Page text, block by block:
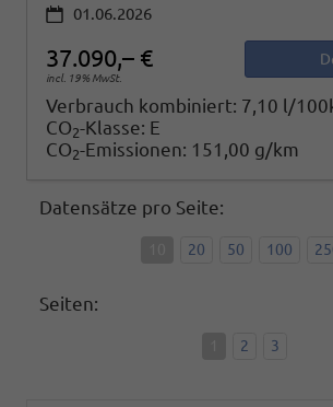
01.06.2026
37.090,– €
incl. 19% MwSt.
Verbrauch kombiniert: 7,10 l/
CO2-Klasse: E
CO2-Emissionen: 151,00 g/km
Datensätze pro Seite:
20 50 100
Seiten:
2 3